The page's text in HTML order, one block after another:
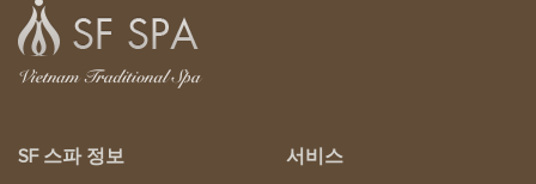
SF 스파 정보 서비스